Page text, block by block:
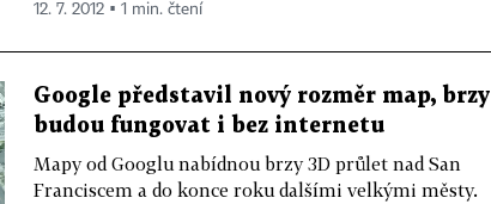
12. 7. 2012 ▪ 1 min. čtení
Google představil nový rozměr map, brzy
budou fungovat i bez internetu
Mapy od Googlu nabídnou brzy 3D průlet nad San
Franciscem a do konce roku dalšími velkými městy.